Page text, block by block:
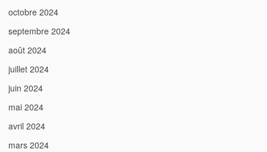
octobre 2024
septembre 2024
août 2024
juillet 2024
juin 2024
mai 2024
avril 2024
mars 2024